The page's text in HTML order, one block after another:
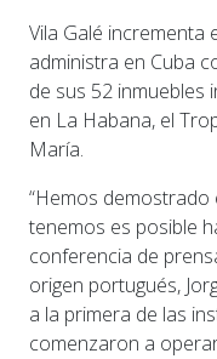
Vila Galé incrementa
administra en Cuba
de sus 52 inmuebles
en La Habana, el
María.
“Hemos demostrado
tenemos es posible
conferencia de
origen portugués,
a la primera de las
comenzaron a